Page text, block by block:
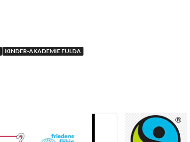
KINDER-AKADEMIE FULDA